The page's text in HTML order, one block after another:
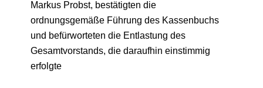
Markus Probst, bestätigten die
ordnungsgemäße Führung des Kassenbuchs
und befürworteten die Entlastung des
Gesamtvorstands, die daraufhin einstimmig
erfolgte